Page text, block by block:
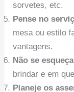
sorvetes, etc.
Pense no
mesa ou estilo
vantagens.
Não se
brindar e em
Planeje os